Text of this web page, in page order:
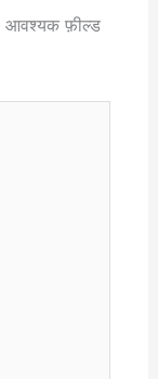
आवश्यक फ़ील्ड